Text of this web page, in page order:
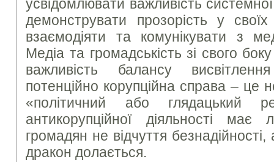
усвідомлювати важливість
демонструвати прозорість у
взаємодіяти та комунікувати з
Медіа та громадськість зі свого
важливість балансу
потенційно корупційна справа – це
«політичний або глядацький
антикорупційної діяльності
громадян не відчуття
дракон долається.